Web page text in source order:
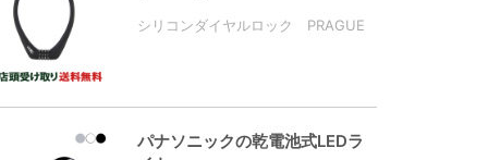
シリコンダイヤルロック PRAGUE
パナソニックの乾電池式LEDラ